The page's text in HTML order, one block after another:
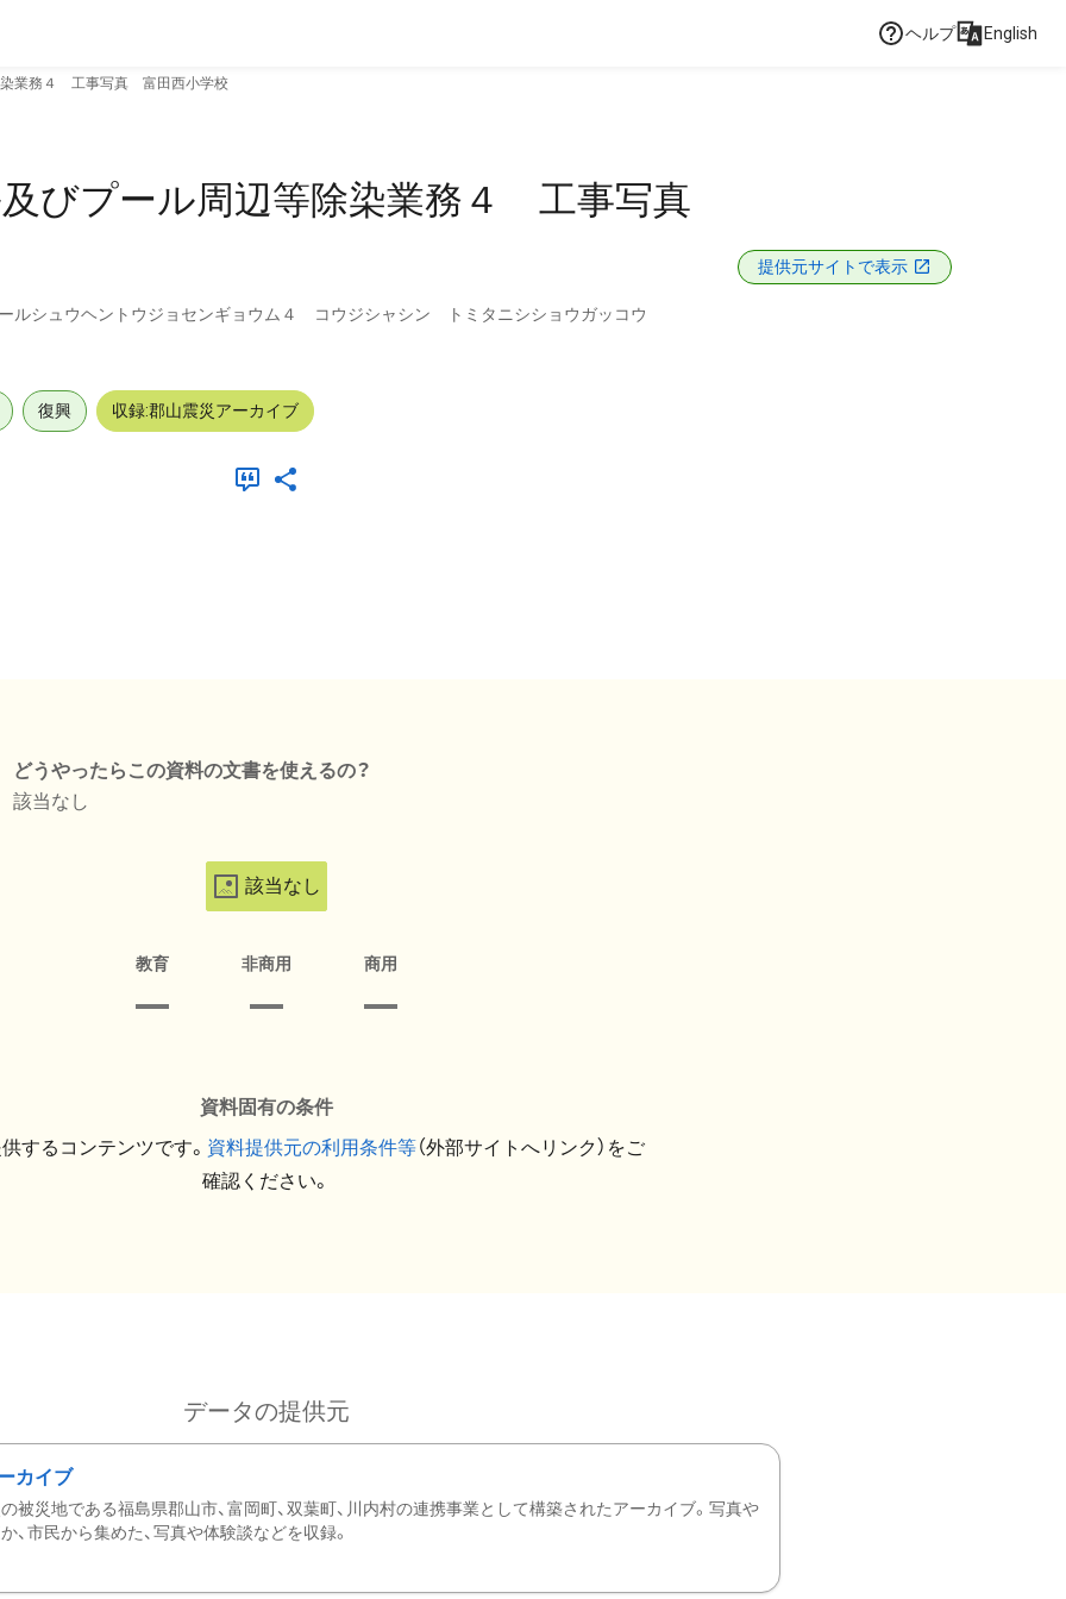
ヘルプ English
染業務４ 工事写真 富田西小学校
及びプール周辺等除染業務４ 工事写真
ルシュウヘントウジョセンギョウム４ コウジシャシン トミタニシショウガッコウ
提供元サイトで表示
復興 収録:郡山震災アーカイブ
どうやったらこの資料の文書を使えるの？
該当なし
該当なし
教育 非商用 商用
資料固有の条件
するコンテンツです。 資料提供元の利用条件等（外部サイトへリンク）をご
確認ください。
データの提供元
カイブ
被災地である福島県郡山市、富岡町、双葉町、川内村の連携事業として構築されたアーカイブ。写真や
、市民から集めた、写真や体験談などを収録。